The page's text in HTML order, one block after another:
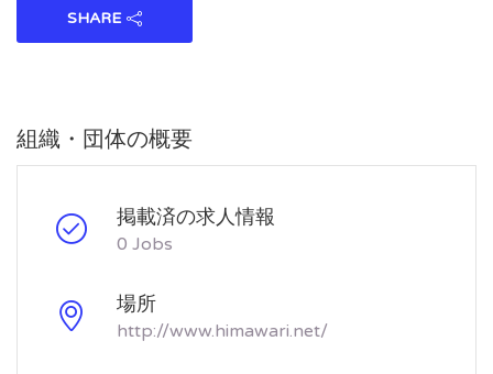
SHARE
組織・団体の概要
掲載済の求人情報
0 Jobs
場所
http://www.himawari.net/